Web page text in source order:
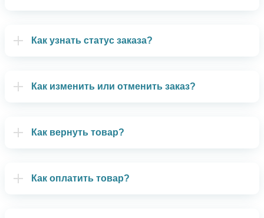
Как узнать статус заказа?
Как изменить или отменить заказ?
Как вернуть товар?
Как оплатить товар?